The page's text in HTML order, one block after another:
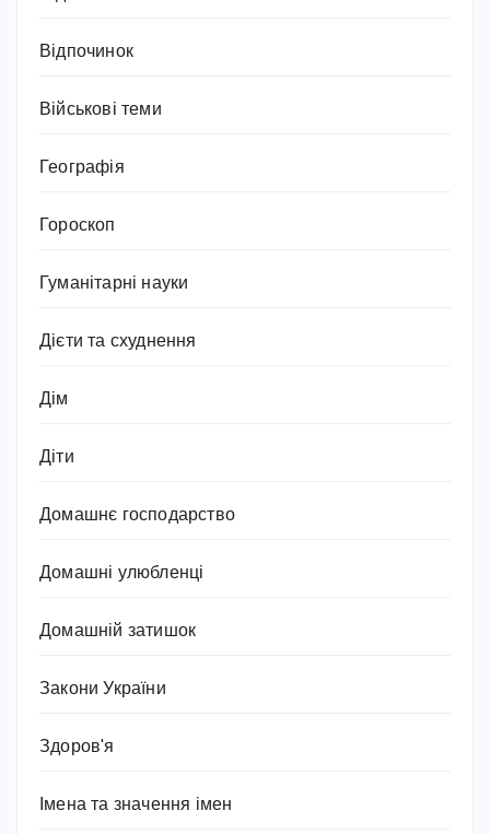
Відпочинок
Військові теми
Географія
Гороскоп
Гуманітарні науки
Дієти та схуднення
Дім
Діти
Домашнє господарство
Домашні улюбленці
Домашній затишок
Закони України
Здоров'я
Імена та значення імен